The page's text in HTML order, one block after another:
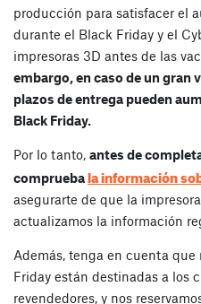
producción para satisfacer el
durante el Black Friday y el
impresoras 3D antes de las
embargo, en caso de un gran
plazos de entrega pueden
Black Friday.
Por lo tanto, antes de
compruebala información
asegurarte de que la
actualizamos la información
Además, tenga en cuenta
Friday están destinadas a los
revendedores, y nos